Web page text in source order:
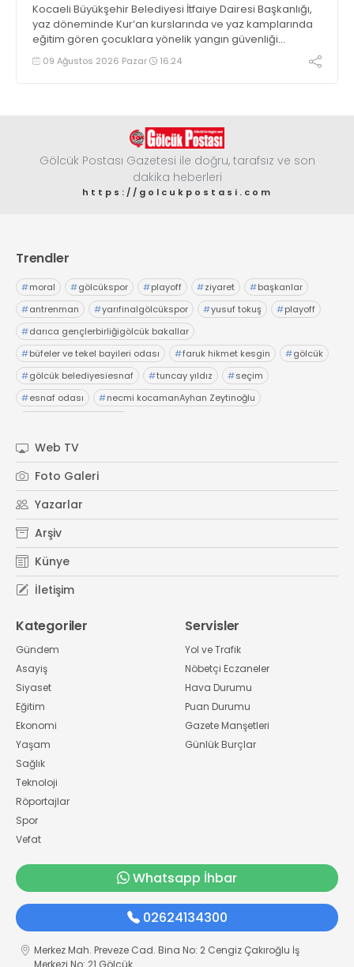
Kocaeli Büyükşehir Belediyesi İtfaiye Dairesi Başkanlığı,
yaz döneminde Kur’an kurslarında ve yaz kamplarında
eğitim gören çocuklara yönelik yangın güvenliği
eğitimlerini sürdürüyor
09 Ağustos 2026 Pazar 16:24
Gölcük Postası Gazetesi ile doğru, tarafsız ve son
dakika heberleri
https://golcukpostasi.com
Trendler
#moral #gölcükspor #playoff #ziyaret #başkanlar
#antrenman #yarıfinalgölcükspor #yusuf tokuş #playoff
#darıca gençlerbirliğigölcük bakallar
#büfeler ve tekel bayileri odası #faruk hikmet kesgin #gölcük
#gölcük belediyesiesnaf #tuncay yıldız #seçim
#esnaf odası #necmi kocamanAyhan Zeytinoğlu
Web TV
Foto Galeri
Yazarlar
Arşiv
Künye
İletişim
Kategoriler
Gündem
Asayiş
Siyaset
Eğitim
Ekonomi
Yaşam
Sağlık
Teknoloji
Röportajlar
Spor
Vefat
Servisler
Yol ve Trafik
Nöbetçi Eczaneler
Hava Durumu
Puan Durumu
Gazete Manşetleri
Günlük Burçlar
Whatsapp İhbar
02624134300
Merkez Mah. Preveze Cad. Bina No: 2 Cengiz Çakıroğlu İş
Merkezi No: 21 Gölcük